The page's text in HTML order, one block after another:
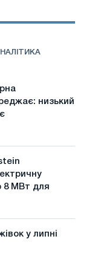
низький
8 МВт для
у липні